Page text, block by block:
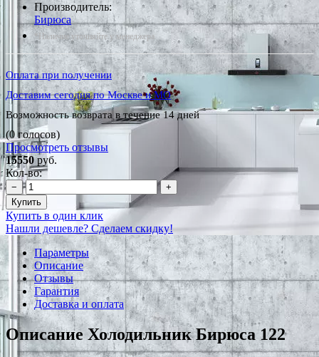
Производитель:
Бирюса
*Наличие уточняйте у менеджера
Оплата при получении
Доставим сегодня по Москве и МО
Возможность возврата в течение 14 дней
(0 голосов)
Просмотреть отзывы
15550руб.
Кол-во:
−
+
Купить
Купить в один клик
Нашли дешевле? Сделаем скидку!
Параметры
Описание
Отзывы
Гарантия
Доставка и оплата
Описание Холодильник Бирюса 122